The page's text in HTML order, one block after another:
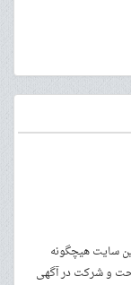
سایت هیچگونه
و شرکت در آگهی